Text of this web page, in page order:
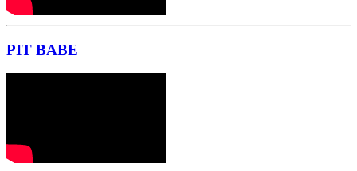
PIT BABE